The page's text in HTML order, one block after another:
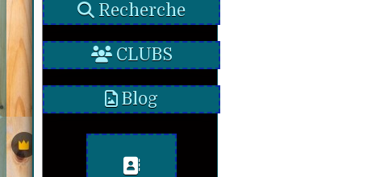
Recherche
CLUBS
Blog